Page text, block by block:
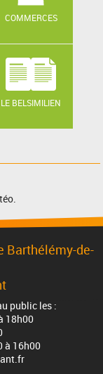
COMMERCES
LE BELSIMILIEN
Barthélémy-de-
public les :
18h00
à 16h00